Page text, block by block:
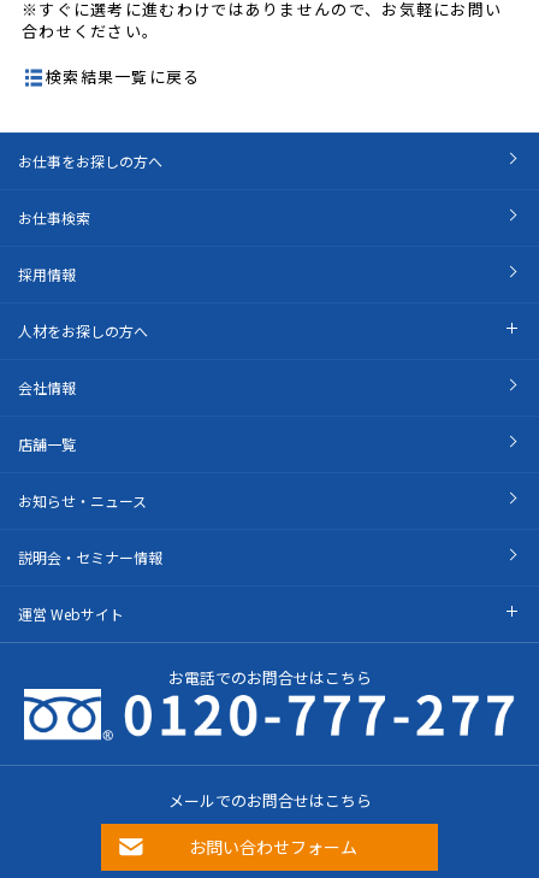
※すぐに選考に進むわけではありませんので、お気軽にお問い
合わせください。
検索結果一覧に戻る
お仕事をお探しの方へ
お仕事検索
採用情報
人材をお探しの方へ
会社情報
店舗一覧
お知らせ・ニュース
説明会・セミナー情報
運営 Webサイト
お電話でのお問合せはこちら
メールでのお問合せはこちら
お問い合わせフォーム